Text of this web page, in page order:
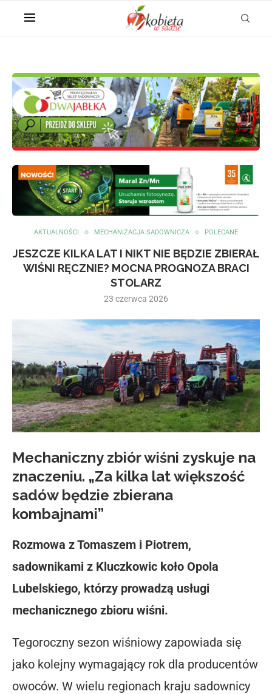
AKTUALNOŚCI MECHANIZACJA SADOWNICZA POLECANE
JESZCZE KILKA LAT I NIKT NIE BĘDZIE ZBIERAŁ
WIŚNI RĘCZNIE? MOCNA PROGNOZA BRACI
STOLARZ
23 czerwca 2026
Mechaniczny zbiór wiśni zyskuje na
znaczeniu. „Za kilka lat większość
sadów będzie zbierana
kombajnami”
Rozmowa z Tomaszem i Piotrem,
sadownikami z Kluczkowic koło Opola
Lubelskiego, którzy prowadzą usługi
mechanicznego zbioru wiśni.
Tegoroczny sezon wiśniowy zapowiada się
jako kolejny wymagający rok dla producentów
owoców. W wielu regionach kraju sadownicy